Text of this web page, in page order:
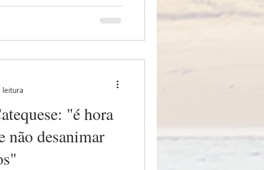
"é hora
não desanimar
leitura